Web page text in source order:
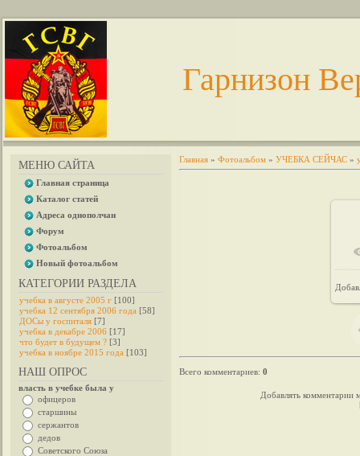
Гарнизон
МЕНЮ САЙТА
Главная страница
Каталог статей
Адреса однополчан
Форум
Фотоальбом
Новый фотоальбом
КАТЕГОРИИ РАЗДЕЛА
учебка в августе 2005 г [100]
учебка 12 сентября 2006 года [58]
ДОСы у госпиталя [7]
учебка в декабре 2006 [17]
что будет в будущем ? [3]
учебка в ноябре 2015 года [103]
НАШ ОПРОС
власть в учебке была у
офицеров
старшины
сержантов
дедов
Советского Союза
Главная » Фотоальбом » УЧЕБКА СЕЙЧАС »
Всего комментариев: 0
Добавлять комментарии